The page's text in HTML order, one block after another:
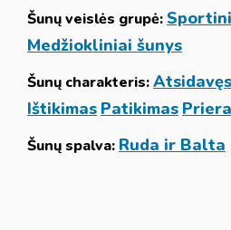
Šunų veislės grupė:
Medžiokliniai šunys
Šunų charakteris:Atsidavęs
Ištikimas Patikimas
Šunų spalva: Ruda ir Balta